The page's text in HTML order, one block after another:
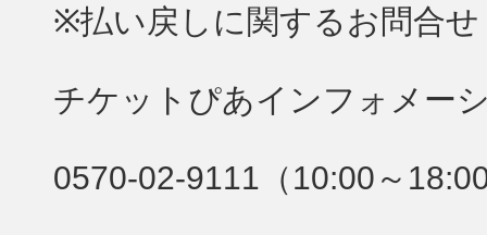
※払い戻しに関するお問合せ
チケットぴあインフォメー
0570-02-9111（10:00～